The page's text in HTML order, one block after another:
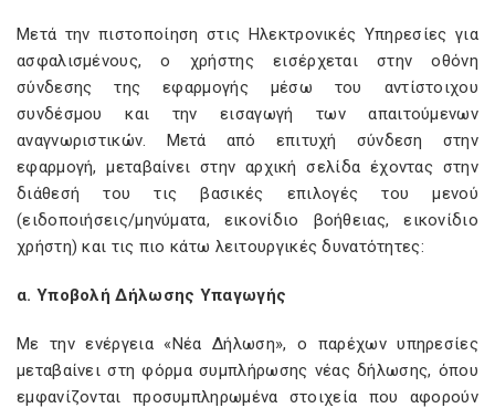
Μετά την πιστοποίηση στις Ηλεκτρονικές Υπηρεσίες για
ασφαλισμένους, ο χρήστης εισέρχεται στην οθόνη
σύνδεσης της εφαρμογής μέσω του αντίστοιχου
συνδέσμου και την εισαγωγή των απαιτούμενων
αναγνωριστικών. Μετά από επιτυχή σύνδεση στην
εφαρμογή, μεταβαίνει στην αρχική σελίδα έχοντας στην
διάθεσή του τις βασικές επιλογές του μενού
(ειδοποιήσεις/μηνύματα, εικονίδιο βοήθειας, εικονίδιο
χρήστη) και τις πιο κάτω λειτουργικές δυνατότητες:
α. Υποβολή Δήλωσης Υπαγωγής
Με την ενέργεια «Νέα Δήλωση», ο παρέχων υπηρεσίες
μεταβαίνει στη φόρμα συμπλήρωσης νέας δήλωσης, όπου
εμφανίζονται προσυμπληρωμένα στοιχεία που αφορούν